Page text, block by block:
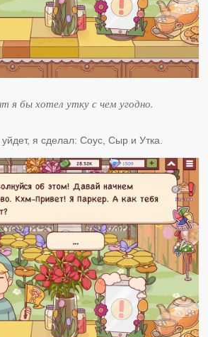
я бы хотел утку с чем угодно.
я сделал: Соус, Сыр и Утка.